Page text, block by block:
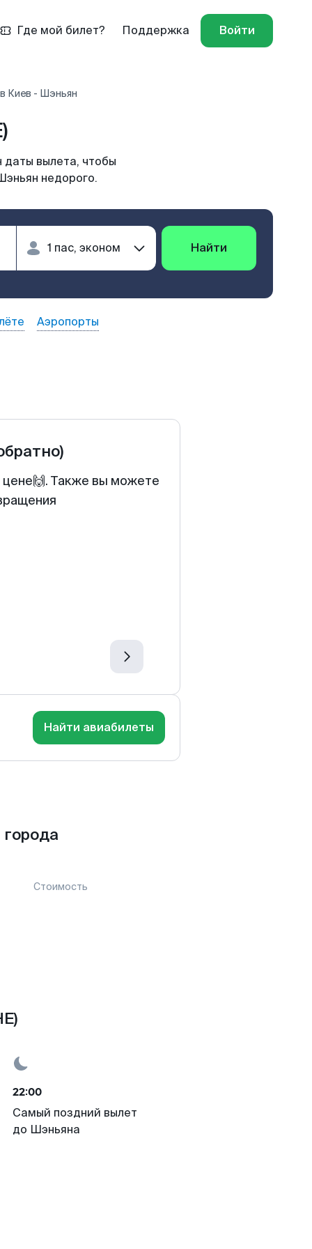
Где мой билет? Поддержка Войти
Киев - Шэньян
вылета, чтобы
недорого.
Найти
Аэропорты
цене🙌. Также вы можете
Найти авиабилеты
Стоимость
22:00
Самый поздний вылет
до Шэньяна